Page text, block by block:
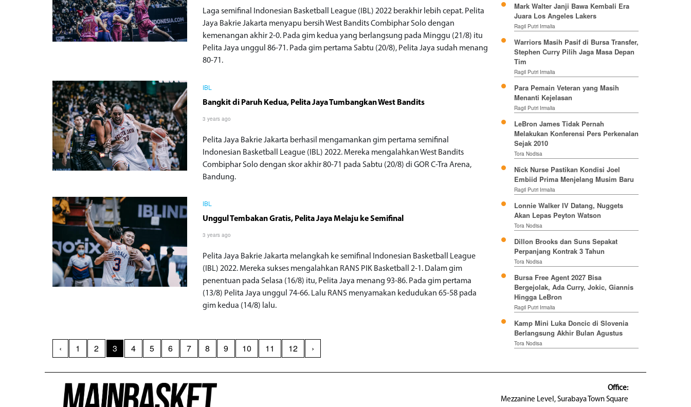
Laga semifinal Indonesian Basketball League (IBL) 2022 berakhir lebih cepat. Pelita
Jaya Bakrie Jakarta menyapu bersih West Bandits Combiphar Solo dengan
kemenangan akhir 2-0. Pada gim kedua yang berlangsung pada Minggu (21/8) itu
Pelita Jaya unggul 86-71. Pada gim pertama Sabtu (20/8), Pelita Jaya sudah menang
80-71.
IBL
Bangkit di Paruh Kedua, Pelita Jaya Tumbangkan West Bandits
3 years ago
Pelita Jaya Bakrie Jakarta berhasil mengamankan gim pertama semifinal
Indonesian Basketball League (IBL) 2022. Mereka mengalahkan West Bandits
Combiphar Solo dengan skor akhir 80-71 pada Sabtu (20/8) di GOR C-Tra Arena,
Bandung.
IBL
Unggul Tembakan Gratis, Pelita Jaya Melaju ke Semifinal
3 years ago
Pelita Jaya Bakrie Jakarta melangkah ke semifinal Indonesian Basketball League
(IBL) 2022. Mereka sukses mengalahkan RANS PIK Basketball 2-1. Dalam gim
penentuan pada Selasa (16/8) itu, Pelita Jaya menang 93-86. Pada gim pertama
(13/8) Pelita Jaya unggul 74-66. Lalu RANS menyamakan kedudukan 65-58 pada
gim kedua (14/8) lalu.
‹ 1 2 3 4 5 6 7 8 9 10 11 12 ›
Mark Walter Janji Bawa Kembali Era
Juara Los Angeles Lakers
Ragil Putri Irmalia
Warriors Masih Pasif di Bursa Transfer,
Stephen Curry Pilih Jaga Masa Depan
Tim
Ragil Putri Irmalia
Para Pemain Veteran yang Masih
Menanti Kejelasan
Ragil Putri Irmalia
LeBron James Tidak Pernah
Melakukan Konferensi Pers Perkenalan
Sejak 2010
Tora Nodisa
Nick Nurse Pastikan Kondisi Joel
Embiid Prima Menjelang Musim Baru
Ragil Putri Irmalia
Lonnie Walker IV Datang, Nuggets
Akan Lepas Peyton Watson
Tora Nodisa
Dillon Brooks dan Suns Sepakat
Perpanjang Kontrak 3 Tahun
Tora Nodisa
Bursa Free Agent 2027 Bisa
Bergejolak, Ada Curry, Jokic, Giannis
Hingga LeBron
Ragil Putri Irmalia
Kamp Mini Luka Doncic di Slovenia
Berlangsung Akhir Bulan Agustus
Tora Nodisa
Office:
Mezzanine Level, Surabaya Town Square